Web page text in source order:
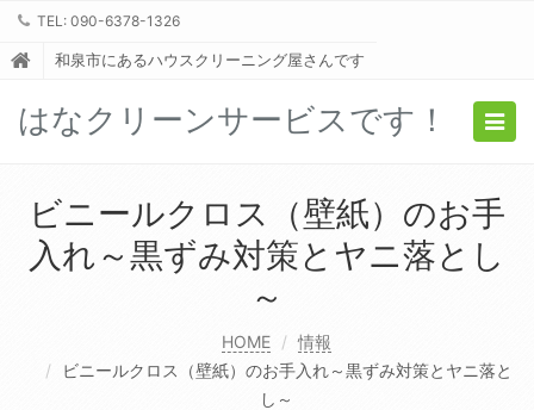
TEL: 090-6378-1326
和泉市にあるハウスクリーニング屋さんです
はなクリーンサービスです！
ビニールクロス（壁紙）のお手
入れ～黒ずみ対策とヤニ落とし
～
HOME
情報
ビニールクロス（壁紙）のお手入れ～黒ずみ対策とヤニ落と
し～